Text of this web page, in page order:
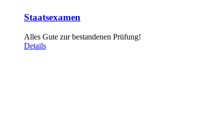
Staatsexamen
Alles Gute zur bestandenen Prüfung!
Details